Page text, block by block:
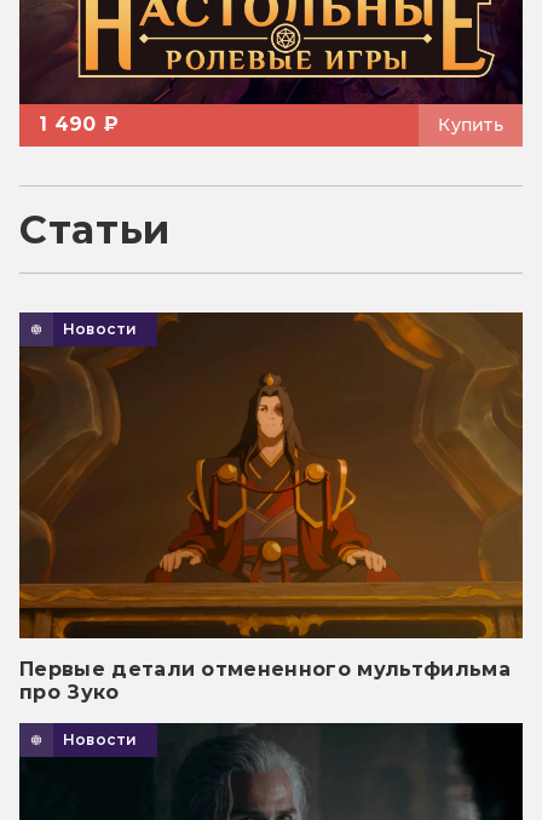
1 490 ₽ Купить
Статьи
Новости
Первые детали отмененного мультфильма
про Зуко
Новости